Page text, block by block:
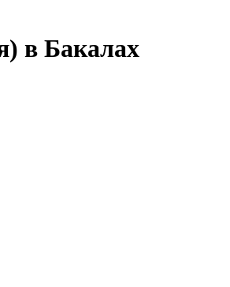
в Бакалах